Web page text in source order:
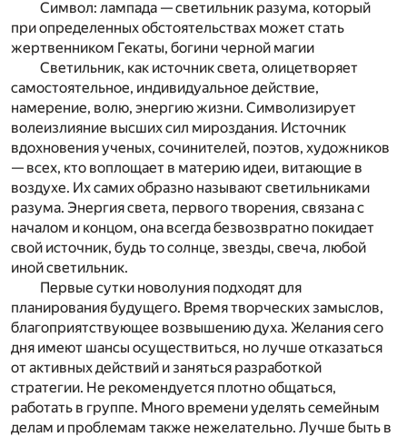
Символ: лампада — светильник разума, который
при определенных обстоятельствах может стать
жертвенником Гекаты, богини черной магии
Светильник, как источник света, олицетворяет
самостоятельное, индивидуальное действие,
намерение, волю, энергию жизни. Символизирует
волеизлияние высших сил мироздания. Источник
вдохновения ученых, сочинителей, поэтов, художников
— всех, кто воплощает в материю идеи, витающие в
воздухе. Их самих образно называютсветильниками
разума. Энергия света, первого творения, связана с
началом и концом, она всегда безвозвратно покидает
свой источник, будь то солнце, звезды, свеча, любой
иной светильник.
Первые сутки новолуния подходят для
планирования будущего. Время творческих замыслов,
благоприятствующее возвышению духа. Желания сего
дня имеют шансы осуществиться, но лучше отказаться
от активных действий и заняться разработкой
стратегии. Не рекомендуется плотно общаться,
работать в группе. Много времени уделять семейным
делам и проблемам также нежелательно. Лучше быть в